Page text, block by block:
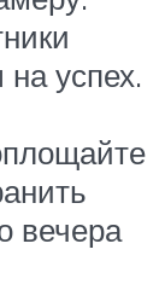
успех.
вечера